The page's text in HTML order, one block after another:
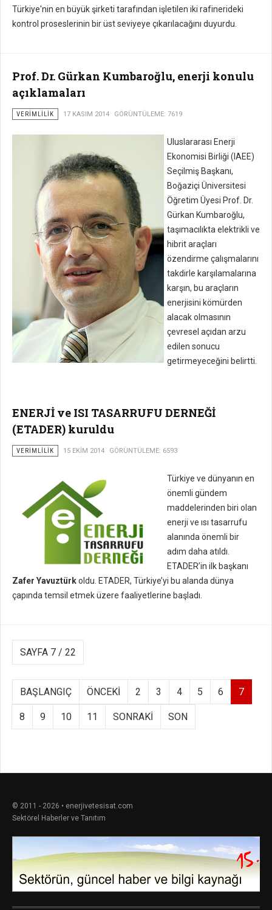
Türkiye'nin en büyük şirketi tarafından işletilen iki rafinerideki
kontrol proseslerinin bir üst seviyeye çıkarılacağını duyurdu.
Prof. Dr. Gürkan Kumbaroğlu, enerji konulu
açıklamaları
VERIMLILIK 17 KASIM 2014 GÖRÜNTÜLEME: 7619
Uluslararası Enerji
Ekonomisi Birliği (IAEE)
Seçilmiş Başkanı,
Boğaziçi Üniversitesi
Öğretim Üyesi Prof. Dr.
Gürkan Kumbaroğlu,
taşımacılıkta elektrikli ve
hibrit araçları
özendirme çalışmalarını
takdirle karşılamalarına
karşın, bu araçların
enerjisini kömürden
alacak olmasının
çevresel açıdan arzu
edilen sonucu
getirmeyeceğini belirtti.
ENERJİ ve ISI TASARRUFU DERNEĞİ
(ETADER) kuruldu
VERIMLILIK 15 EKIM 2014 GÖRÜNTÜLEME: 6593
Türkiye ve dünyanın en
önemli gündem
maddelerinden biri olan
enerji ve ısı tasarrufu
alanında önemli bir
adım daha atıldı.
ETADER’in ilk başkanı
Zafer Yavuztürkoldu. ETADER, Türkiye’yi bu alanda dünya
çapında temsil etmek üzere faaliyetlerine başladı.
SAYFA 7 / 22
BAŞLANGIÇ ÖNCEKI 2 3 4 5 6 7
8 9 10 11 SONRAKI SON
© 2011 - 2026 • enerjivetesisat.com
Sektörel Haberler ve Tanıtım